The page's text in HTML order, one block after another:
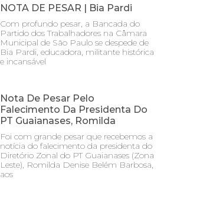
NOTA DE PESAR | Bia Pardi
Com profundo pesar, a Bancada do
Partido dos Trabalhadores na Câmara
Municipal de São Paulo se despede de
Bia Pardi, educadora, militante histórica
e incansável
Nota De Pesar Pelo
Falecimento Da Presidenta Do
PT Guaianases, Romilda
Foi com grande pesar que recebemos a
notícia do falecimento da presidenta do
Diretório Zonal do PT Guaianases (Zona
Leste), Romilda Denise Belém Barbosa,
aos